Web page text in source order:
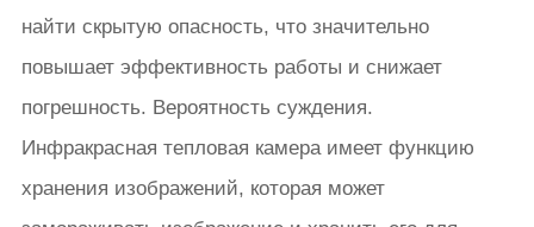
найти скрытую опасность, что значительно
повышает эффективность работы и снижает
погрешность. Вероятность суждения.
Инфракрасная тепловая камера имеет функцию
хранения изображений, которая может